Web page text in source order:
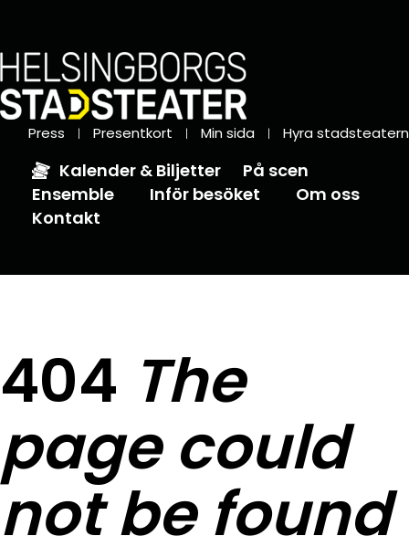
Press Presentkort Min sida Hyra stadsteatern
Kalender & Biljetter
På scen
Ensemble
Inför besöket
Om oss
Kontakt
404 The
page could
not be found